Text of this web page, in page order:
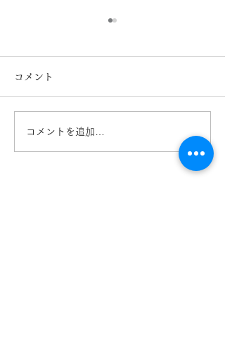
FACE FONTS. フェイ
スフォント 鯖江メガネ
コメント
コメントを追加…